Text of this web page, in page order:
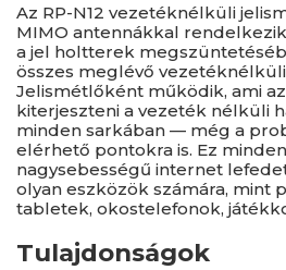
Az RP-N12 vezetéknélküli
MIMO antennákkal
a jel holtterek
összes meglévő
Jelismétlőként működik, ami
kiterjeszteni a vezeték nélküli
minden sarkában — még a
elérhető pontokra is. Ez
nagysebességű internet
olyan eszközök számára, mint
tabletek, okostelefonok,
Tulajdonságok